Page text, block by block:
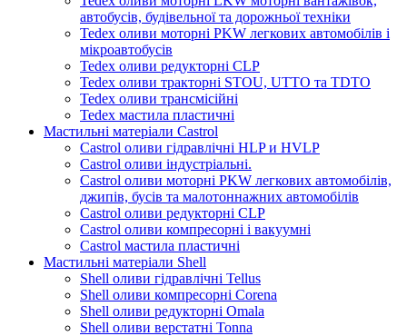
автобусів, будівельної та дорожньої техніки
Tedex оливи моторні PKW легкових автомобілів і
мікроавтобусів
Tedex оливи редукторні CLP
Tedex оливи тракторні STOU, UTTO та TDTO
Tedex оливи трансмісійні
Tedex мастила пластичні
Мастильні матеріали Castrol
Castrol оливи гідравлічні HLP и HVLP
Castrol оливи індустріальні.
Castrol оливи моторні PKW легкових автомобілів,
джипів, бусів та малотоннажних автомобілів
Castrol оливи редукторні CLP
Castrol оливи компресорні і вакуумні
Castrol мастила пластичні
Мастильні матеріали Shell
Shell оливи гідравлічні Tellus
Shell оливи компресорні Corena
Shell оливи редукторні Omala
Shell оливи верстатні Tonna